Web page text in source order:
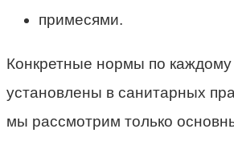
примесями.
Конкретные нормы по
установлены в санитарных
мы рассмотрим только